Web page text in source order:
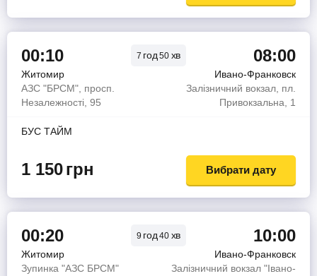
00:10 7 год50 хв 08:00
Житомир
Ивано-Франковск
АЗС "БРСМ", просп.
Незалежності, 95
Залізничний вокзал, пл.
Привокзальна, 1
БУС ТАЙМ
1 150грн Вибрати дату
00:20 9 год40 хв 10:00
Житомир
Ивано-Франковск
Зупинка "АЗС БРСМ"
Залізничний вокзал "Івано-